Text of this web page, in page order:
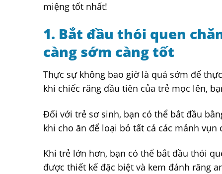
miệng tốt nhất!
1. Bắt đầu thói quen
càng sớm càng tốt
Thực sự không bao giờ là quá sớm để
khi chiếc răng đầu tiên của trẻ mọc lên,
Đối với trẻ sơ sinh, bạn có thể bắt đầu
khi cho ăn để loại bỏ tất cả các mảnh vụn
Khi trẻ lớn hơn, bạn có thể bắt đầu thói
được thiết kế đặc biệt và kem đánh răng